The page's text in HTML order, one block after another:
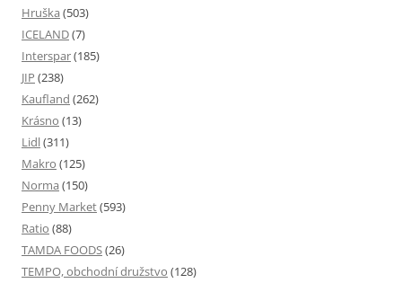
Hruška (503)
ICELAND(7)
Interspar(185)
JIP (238)
Kaufland (262)
Krásno (13)
Lidl(311)
Makro (125)
Norma (150)
Penny Market(593)
Ratio (88)
TAMDA FOODS(26)
TEMPO, obchodní družstvo (128)